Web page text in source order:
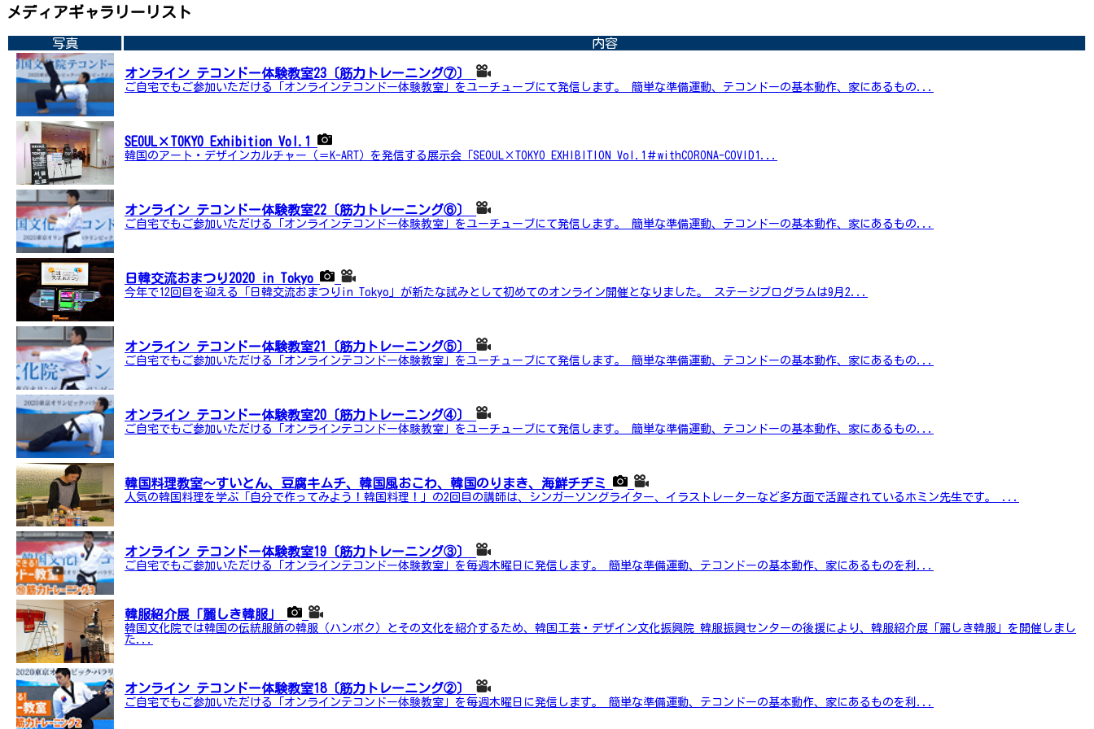
メディアギャラリーリスト
写真 内容
オンライン テコンドー体験教室23〔筋力トレーニング⑦〕
ご自宅でもご参加いただける「オンラインテコンドー体験教室」をユーチューブにて発信します。 簡単な準備運動、テコンドーの基本動作、家にあるもの...
SEOUL×TOKYO Exhibition Vol.1
韓国のアート・デザインカルチャー（＝K-ART）を発信する展示会「SEOUL×TOKYO EXHIBITION Vol.1＃withCORONA-COVID1...
オンライン テコンドー体験教室22〔筋力トレーニング⑥〕
ご自宅でもご参加いただける「オンラインテコンドー体験教室」をユーチューブにて発信します。 簡単な準備運動、テコンドーの基本動作、家にあるもの...
日韓交流おまつり2020 in Tokyo
今年で12回目を迎える「日韓交流おまつりin Tokyo」が新たな試みとして初めてのオンライン開催となりました。 ステージプログラムは9月2...
オンライン テコンドー体験教室21〔筋力トレーニング⑤〕
ご自宅でもご参加いただける「オンラインテコンドー体験教室」をユーチューブにて発信します。 簡単な準備運動、テコンドーの基本動作、家にあるもの...
オンライン テコンドー体験教室20〔筋力トレーニング④〕
ご自宅でもご参加いただける「オンラインテコンドー体験教室」をユーチューブにて発信します。 簡単な準備運動、テコンドーの基本動作、家にあるもの...
韓国料理教室〜すいとん、豆腐キムチ、韓国風おこわ、韓国のりまき、海鮮チヂミ
人気の韓国料理を学ぶ「自分で作ってみよう！韓国料理！」の2回目の講師は、シンガーソングライター、イラストレーターなど多方面で活躍されているホミン先生です。 ...
オンライン テコンドー体験教室19〔筋力トレーニング③〕
ご自宅でもご参加いただける「オンラインテコンドー体験教室」を毎週木曜日に発信します。 簡単な準備運動、テコンドーの基本動作、家にあるものを利...
韓服紹介展「麗しき韓服」
韓国文化院では韓国の伝統服飾の韓服（ハンボク）とその文化を紹介するため、韓国工芸・デザイン文化振興院 韓服振興センターの後援により、韓服紹介展「麗しき韓服」を開催しまし
た...
オンライン テコンドー体験教室18〔筋力トレーニング②〕
ご自宅でもご参加いただける「オンラインテコンドー体験教室」を毎週木曜日に発信します。 簡単な準備運動、テコンドーの基本動作、家にあるものを利...